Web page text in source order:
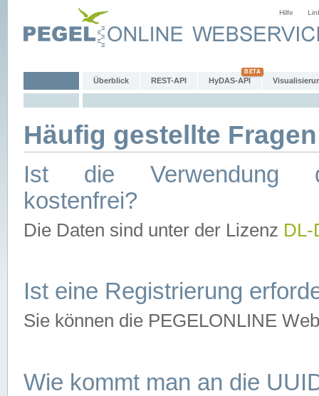
Hilfe
Überblick REST-API HyDAS-API
Häufig gestellte
Ist die Verwendung
kostenfrei?
Die Daten sind unter der Lizenz
Ist eine Registrierung
Sie können die PEGELONLINE
Wie kommt man an die